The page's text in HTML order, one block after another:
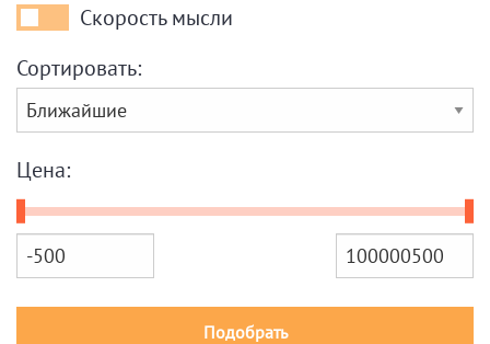
Скорость
мысли
Скорость мысли
Сортировать:
Цена:
Подобрать